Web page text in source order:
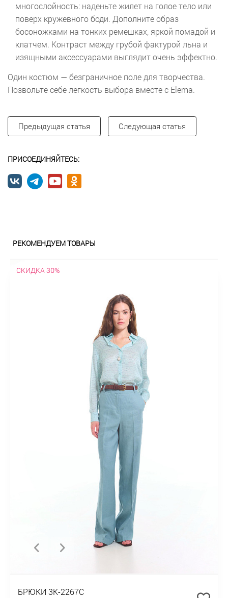
многослойность: наденьте жилет на голое тело или
поверх кружевного боди. Дополните образ
босоножками на тонких ремешках, яркой помадой и
клатчем. Контраст между грубой фактурой льна и
изящными аксессуарами выглядит очень эффектно.
Один костюм — безграничное поле для творчества.
Позвольте себе легкость выбора вместе с Elema.
Предыдущая статья Следующая статья
ПРИСОЕДИНЯЙТЕСЬ:
РЕКОМЕНДУЕМ ТОВАРЫ
СКИДКА 30%
БРЮКИ 3К-2267С